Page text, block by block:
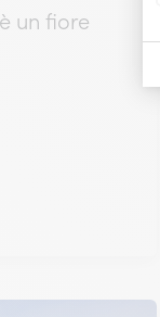
un fiore